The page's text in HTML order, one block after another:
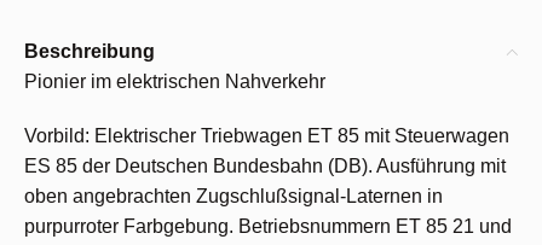
Beschreibung
Pionier im elektrischen Nahverkehr
Vorbild: Elektrischer Triebwagen ET 85 mit Steuerwagen
ES 85 der Deutschen Bundesbahn (DB). Ausführung mit
oben angebrachten Zugschlußsignal-Laternen in
purpurroter Farbgebung. Betriebsnummern ET 85 21 und